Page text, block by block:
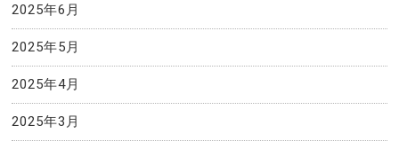
2025年6月
2025年5月
2025年4月
2025年3月